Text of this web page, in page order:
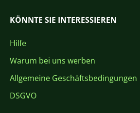
KÖNNTE SIE INTERESSIEREN
Hilfe
Warum bei uns werben
Allgemeine Geschäftsbedingungen
DSGVO